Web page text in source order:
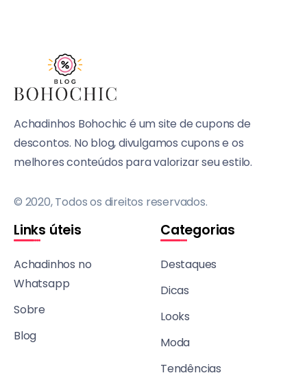
Achadinhos Bohochic é um site de cupons de
descontos. No blog, divulgamos cupons e os
melhores conteúdos para valorizar seu estilo.
© 2020, Todos os direitos reservados.
Links úteis
Achadinhos no
Whatsapp
Sobre
Blog
Categorias
Destaques
Dicas
Looks
Moda
Tendências